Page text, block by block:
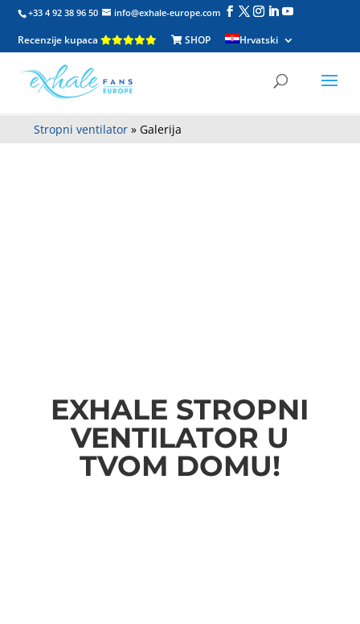
Stropni ventilator » Galerija
+33 4 92 38 96 50 info@exhale-europe.com
Recenzije kupaca SHOP Hrvatski
EXHALE STROPNI
VENTILATOR U
TVOM DOMU!